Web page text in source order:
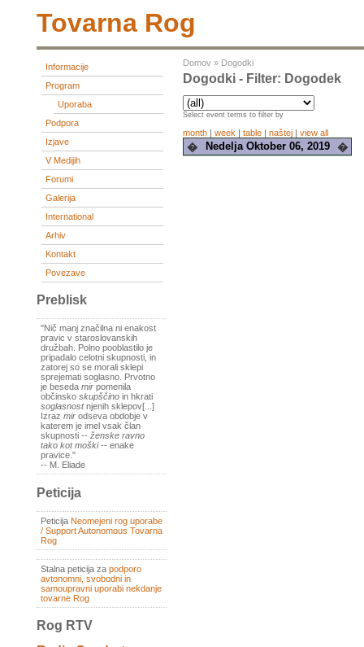
Tovarna Rog
Informacije
Program
Uporaba
Podpora
Izjave
V Medijih
Forumi
Galerija
International
Arhiv
Kontakt
Povezave
Preblisk
"Nič manj značilna ni enakost
pravic v staroslovanskih
družbah. Polno pooblastilo je
pripadalo celotni skupnosti, in
zatorej so se morali sklepi
sprejemati soglasno. Prvotno
je beseda mir pomenila
občinsko skupščino in hkrati
soglasnostnjenih sklepov[...]
Izraz mir odseva obdobje v
katerem je imel vsak član
skupnosti -- ženske ravno
tako kot moški-- enake
pravice."
-- M. Eliade
Peticija
Peticija Neomejeni rog uporabe
/ Support Autonomous Tovarna
Rog
Stalna peticija za podporo
avtonomni, svobodni in
samoupravni uporabi nekdanje
tovarne Rog
Rog RTV
Domov » Dogodki
Dogodki - Filter: Dogodek
Select event terms to filter by
month | week | table | naštej | view all
� Nedelja Oktober 06, 2019 �